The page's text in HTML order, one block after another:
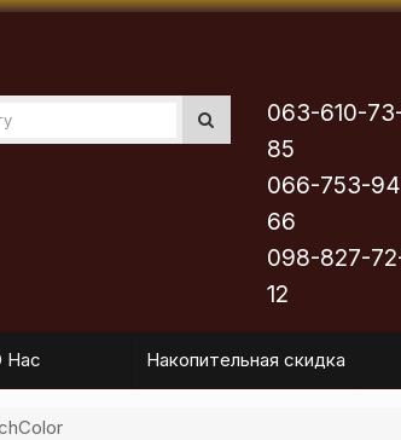
063-610-
85
066-753-
66
098-827-
12
Нас Накопительная скидка